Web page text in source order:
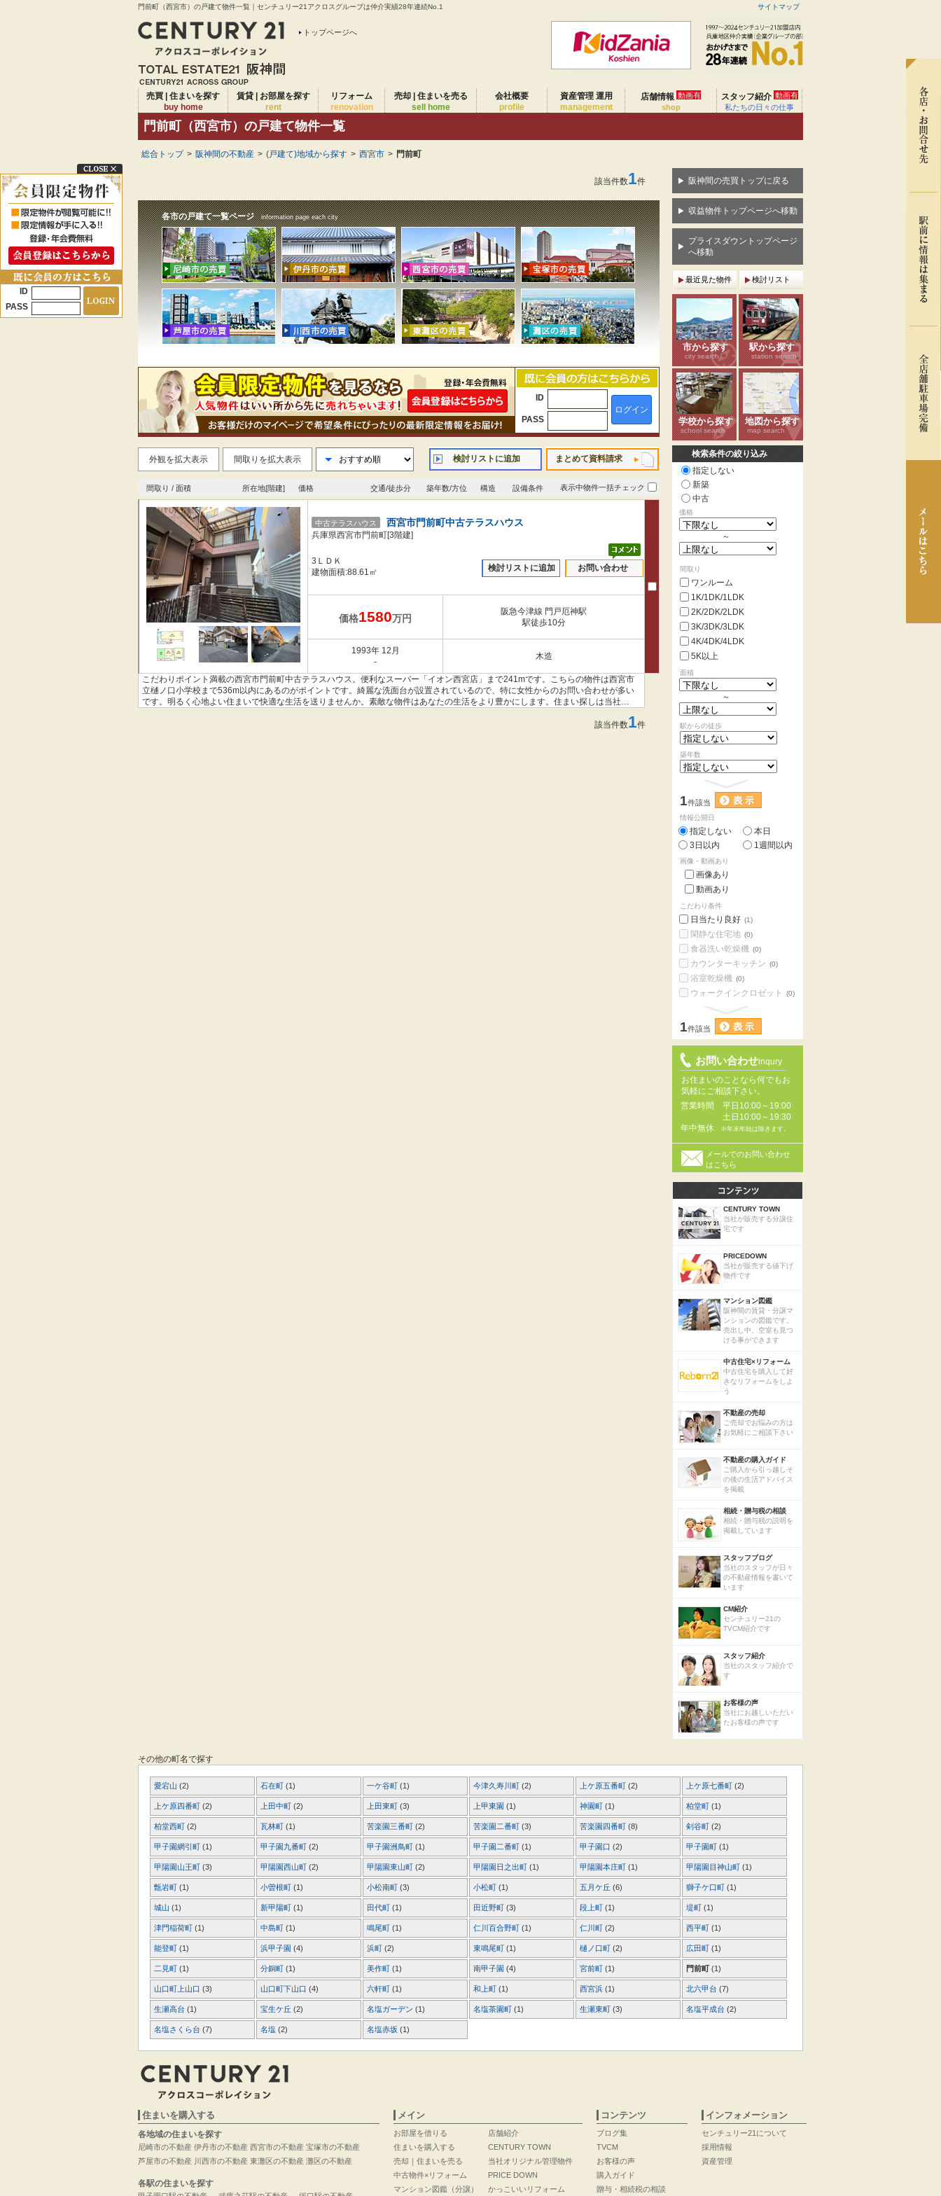
門前町（西宮市）の戸建て物件一覧｜センチュリー21アクロスグループは仲介実績28年連続No.1 サイトマップ
トップページへ
売買 | 住まいを探す
buy home
賃貸 | お部屋を探す
rent
リフォーム
renovation
売却 | 住まいを売る
sell home
会社概要
profile
資産管理 運用
management
店舗情報 動画有
shop
スタッフ紹介 動画有
私たちの日々の仕事
門前町（西宮市）の戸建て物件一覧
総合トップ > 阪神間の不動産 > (戸建て)地域から探す > 西宮市 > 門前町
該当件数1件
各市の戸建て一覧ページ information page each city
ログイン
ID
PASS
外観を拡大表示 間取りを拡大表示 検討リストに追加 まとめて資料請求
間取り / 面積 所在地[階建] 価格 交通/徒歩分 築年数/方位 構造 設備条件 表示中物件一括チェック
中古テラスハウス 西宮市門前町中古テラスハウス
兵庫県西宮市門前町[3階建]
3ＬＤＫ
建物面積:88.61㎡
検討リストに追加 お問い合わせ
価格1580万円
阪急今津線 門戸厄神駅
駅徒歩10分
1993年 12月
-
木造
こだわりポイント満載の西宮市門前町中古テラスハウス。便利なスーパー「イオン西宮店」まで241mです。こちらの物件は西宮市
立樋ノ口小学校まで536m以内にあるのがポイントです。綺麗な洗面台が設置されているので、特に女性からのお問い合わせが多い
です。明るく心地よい住まいで快適な生活を送りませんか。素敵な物件はあなたの生活をより豊かにします。住まい探しは当社に
該当件数1件
阪神間の売買トップに戻る
収益物件トップページへ移動
プライスダウントップページ
へ移動
最近見た物件 検討リスト
市から探す
city search
駅から探す
station search
学校から探す
school search
地図から探す
map search
検索条件の絞り込み
指定しない
新築
中古
価格
～
間取り
ワンルーム
1K/1DK/1LDK
2K/2DK/2LDK
3K/3DK/3LDK
4K/4DK/4LDK
5K以上
面積
～
駅からの徒歩
築年数
1件該当
情報公開日
指定しない
本日
3日以内
1週間以内
画像・動画あり
画像あり
動画あり
こだわり条件
日当たり良好 (1)
閑静な住宅地 (0)
食器洗い乾燥機 (0)
カウンターキッチン (0)
浴室乾燥機 (0)
ウォークインクロゼット (0)
1件該当
お問い合わせinqury
お住まいのことなら何でもお
気軽にご相談下さい。
営業時間
平日10:00～19:00
土日10:00～19:30
年中無休
※年末年始は除きます。
メールでのお問い合わせ
はこちら
CENTURY TOWN
当社が販売する分譲住
宅です
PRICEDOWN
当社が販売する値下げ
物件です
マンション図鑑
阪神間の賃貸・分譲マ
ンションの図鑑です。
売出し中、空室も見つ
ける事ができます
中古住宅×リフォーム
中古住宅を購入して好
きなリフォームをしよ
う
不動産の売却
ご売却でお悩みの方は
お気軽にご相談下さい
不動産の購入ガイド
ご購入から引っ越しそ
の後の生活アドバイス
を掲載
相続・贈与税の相談
相続・贈与税の説明を
掲載しています
スタッフブログ
当社のスタッフが日々
の不動産情報を書いて
います
CM紹介
センチュリー21の
TVCM紹介です
スタッフ紹介
当社のスタッフ紹介で
す
お客様の声
当社にお越しいただい
たお客様の声です
その他の町名で探す
愛宕山 (2) 石在町 (1) 一ケ谷町 (1) 今津久寿川町 (2) 上ケ原五番町 (2) 上ケ原七番町 (2)
上ケ原四番町 (2) 上田中町 (2) 上田東町 (3) 上甲東園 (1) 神園町 (1) 柏堂町 (1)
柏堂西町 (2) 瓦林町 (1) 苦楽園三番町 (2) 苦楽園二番町 (3) 苦楽園四番町 (8) 剣谷町 (2)
甲子園網引町 (1) 甲子園九番町 (2) 甲子園洲鳥町 (1) 甲子園二番町 (1) 甲子園口 (2) 甲子園町 (1)
甲陽園山王町 (3) 甲陽園西山町 (2) 甲陽園東山町 (2) 甲陽園日之出町 (1) 甲陽園本庄町 (1) 甲陽園目神山町 (1)
甑岩町 (1) 小曽根町 (1) 小松南町 (3) 小松町 (1) 五月ケ丘 (6) 獅子ケ口町 (1)
城山 (1) 新甲陽町 (1) 田代町 (1) 田近野町 (3) 段上町 (1) 堤町 (1)
津門稲荷町 (1) 中島町 (1) 鳴尾町 (1) 仁川百合野町 (1) 仁川町 (2) 西平町 (1)
能登町 (1) 浜甲子園 (4) 浜町 (2) 東鳴尾町 (1) 樋ノ口町 (2) 広田町 (1)
二見町 (1) 分銅町 (1) 美作町 (1) 南甲子園 (4) 宮前町 (1) 門前町(1)
山口町上山口 (3) 山口町下山口 (4) 六軒町 (1) 和上町 (1) 西宮浜 (1) 北六甲台 (7)
生瀬高台 (1) 宝生ケ丘 (2) 名塩ガーデン (1) 名塩茶園町 (1) 生瀬東町 (3) 名塩平成台 (2)
名塩さくら台 (7) 名塩 (2) 名塩赤坂 (1)
住まいを購入する
各地域の住まいを探す
尼崎市の不動産
芦屋市の不動産
伊丹市の不動産
川西市の不動産
西宮市の不動産
東灘区の不動産
宝塚市の不動産
灘区の不動産
各駅の住まいを探す
メイン
お部屋を借りる
住まいを購入する
売却｜住まいを売る
中古物件×リフォーム
マンション図鑑（分譲）
店舗紹介
CENTURY TOWN
当社オリジナル管理物件
PRICE DOWN
かっこいいリフォーム
コンテンツ
ブログ集
TVCM
お客様の声
購入ガイド
贈与・相続税の相談
インフォメーション
センチュリー21について
採用情報
資産管理
ID
PASS